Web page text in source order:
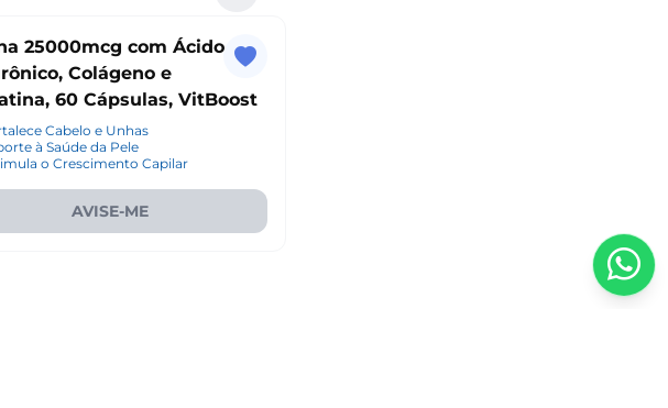
25000mcg com Ácido
Colágeno e
60 Cápsulas, VitBoost
Cabelo e Unhas
à Saúde da Pele
o Crescimento Capilar
AVISE-ME